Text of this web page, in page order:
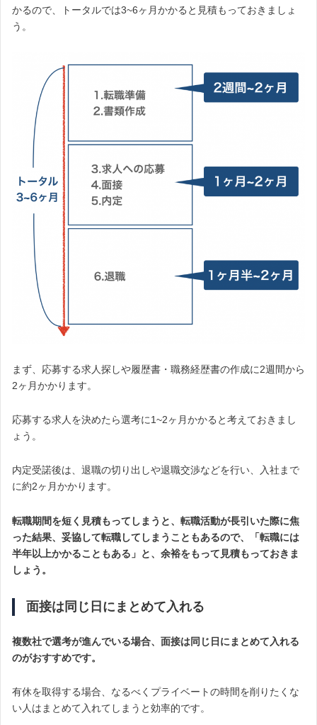
かるので、トータルでは3~6ヶ月かかると見積もっておきましょ
う。
まず、応募する求人探しや履歴書・職務経歴書の作成に2週間から
2ヶ月かかります。
応募する求人を決めたら選考に1~2ヶ月かかると考えておきまし
ょう。
内定受諾後は、退職の切り出しや退職交渉などを行い、入社まで
に約2ヶ月かかります。
転職期間を短く見積もってしまうと、転職活動が長引いた際に焦
った結果、妥協して転職してしまうこともあるので、「転職には
半年以上かかることもある」と、余裕をもって見積もっておきま
しょう。
面接は同じ日にまとめて入れる
複数社で選考が進んでいる場合、面接は同じ日にまとめて入れる
のがおすすめです。
有休を取得する場合、なるべくプライベートの時間を削りたくな
い人はまとめて入れてしまうと効率的です。